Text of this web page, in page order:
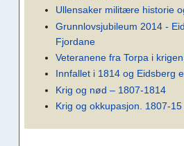
Ullensaker militære historie
Grunnlovsjubileum 2014 -
Fjordane
Veteranene fra Torpa i
Innfallet i 1814 og Eidsberg
Krig og nød – 1807-1814
Krig og okkupasjon. 1807-15